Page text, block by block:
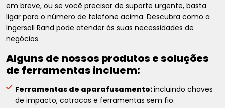
em breve, ou se você precisar de suporte urgente, basta
ligar para o número de telefone acima. Descubra como a
Ingersoll Rand pode atender às suas necessidades de
negócios.
Alguns de nossos produtos e soluções
de ferramentas incluem:
Ferramentas de aparafusamento:incluindo chaves
de impacto, catracas e ferramentas sem fio.